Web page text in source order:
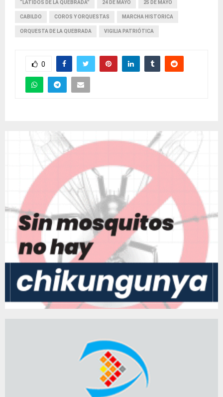
“LATIDOS DE LA QUEBRADA” 24 DE MAYO 25 DE MAYO
CABILDO COROS Y ORQUESTAS MARCHA HISTORICA
ORQUESTA DE LA QUEBRADA VIGILIA PATRIÓTICA
0